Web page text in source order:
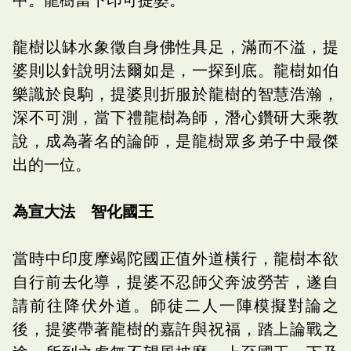
龍樹以缽水象徵自身佛性具足，滿而不溢，提
婆則以針說明法爾如是，一探到底。龍樹如伯
樂識於良駒，提婆則折服於龍樹的智慧浩瀚，
深不可測，當下禮龍樹為師，潛心鑽研大乘教
說，成為著名的論師，是龍樹眾多弟子中最傑
出的一位。
為宣大法 智化國王
當時中印度摩竭陀國正值外道橫行，龍樹本欲
自行前去化導，提婆不忍師父奔波勞苦，遂自
請前往降伏外道。師徒二人一陣模擬對論之
後，提婆帶著龍樹的嘉許與祝福，踏上論戰之